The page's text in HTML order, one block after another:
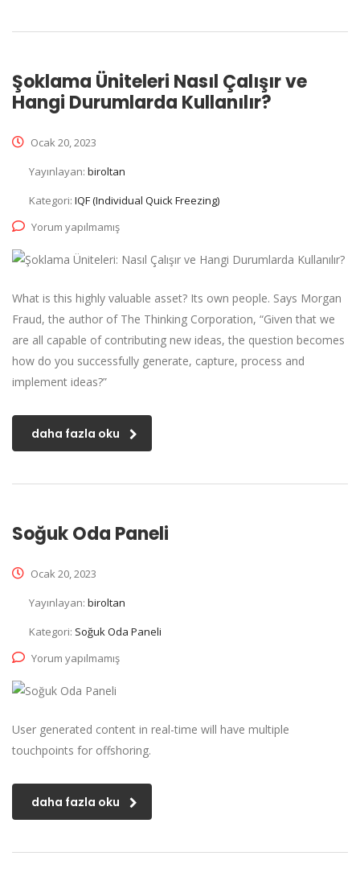
Şoklama Üniteleri Nasıl Çalışır ve
Hangi Durumlarda Kullanılır?
Ocak 20, 2023
Yayınlayan: biroltan
Kategori: IQF (Individual Quick Freezing)
Yorum yapılmamış
What is this highly valuable asset? Its own people. Says Morgan
Fraud, the author of The Thinking Corporation, “Given that we
are all capable of contributing new ideas, the question becomes
how do you successfully generate, capture, process and
implement ideas?”
daha fazla oku
Soğuk Oda Paneli
Ocak 20, 2023
Yayınlayan: biroltan
Kategori: Soğuk Oda Paneli
Yorum yapılmamış
User generated content in real-time will have multiple
touchpoints for offshoring.
daha fazla oku